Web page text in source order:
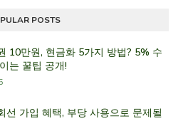
POSTS
10만원, 현금화 5가지 방법? 5% 수
는 꿀팁 공개!
선 가입 혜택, 부당 사용으로 문제될